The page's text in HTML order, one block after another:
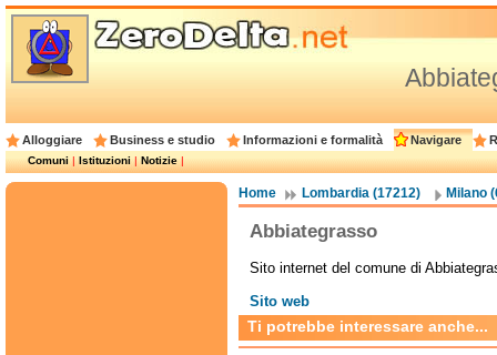
Alloggiare Business e studio Informazioni e formalità Navigare
Comuni|Istituzioni|Notizie|
Home Lombardia (17212) Milano
Abbiategrasso
Sito internet del comune di
Sito web
Ti potrebbe interessare anche...